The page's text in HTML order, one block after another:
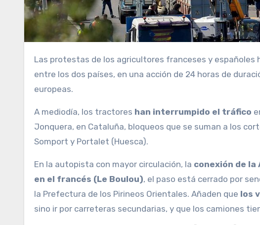
Las protestas de los agricultores franceses y españoles
entre los dos países, en una acción de 24 horas de
europeas.
A mediodía, los tractores han interrumpido el tráfico
Jonquera, en Cataluña, bloqueos que se suman a los
Somport y Portalet (Huesca).
En la autopista con mayor circulación, la conexión de la
en el francés (Le Boulou), el paso está cerrado por
la Prefectura de los Pirineos Orientales. Añaden que los
sino ir por carreteras secundarias, y que los camiones